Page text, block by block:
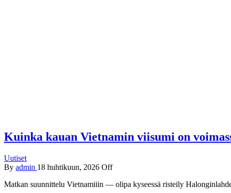
Kuinka kauan Vietnamin viisumi on
Uutiset
By admin 18 huhtikuun, 2026 Off
Matkan suunnittelu Vietnamiiin — olipa kyseessä risteily